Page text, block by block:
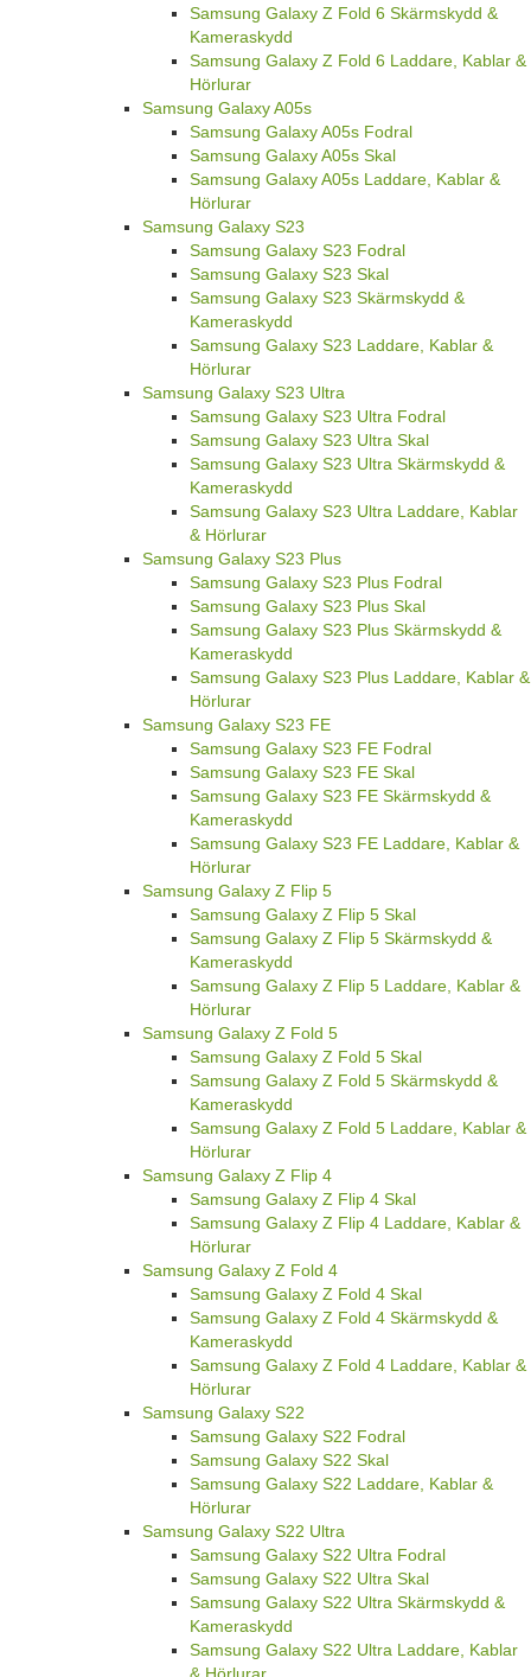
Samsung Galaxy Z Fold 6 Skärmskydd &
Kameraskydd
Samsung Galaxy Z Fold 6 Laddare, Kablar &
Hörlurar
Samsung Galaxy A05s
Samsung Galaxy A05s Fodral
Samsung Galaxy A05s Skal
Samsung Galaxy A05s Laddare, Kablar &
Hörlurar
Samsung Galaxy S23
Samsung Galaxy S23 Fodral
Samsung Galaxy S23 Skal
Samsung Galaxy S23 Skärmskydd &
Kameraskydd
Samsung Galaxy S23 Laddare, Kablar &
Hörlurar
Samsung Galaxy S23 Ultra
Samsung Galaxy S23 Ultra Fodral
Samsung Galaxy S23 Ultra Skal
Samsung Galaxy S23 Ultra Skärmskydd &
Kameraskydd
Samsung Galaxy S23 Ultra Laddare, Kablar
& Hörlurar
Samsung Galaxy S23 Plus
Samsung Galaxy S23 Plus Fodral
Samsung Galaxy S23 Plus Skal
Samsung Galaxy S23 Plus Skärmskydd &
Kameraskydd
Samsung Galaxy S23 Plus Laddare, Kablar &
Hörlurar
Samsung Galaxy S23 FE
Samsung Galaxy S23 FE Fodral
Samsung Galaxy S23 FE Skal
Samsung Galaxy S23 FE Skärmskydd &
Kameraskydd
Samsung Galaxy S23 FE Laddare, Kablar &
Hörlurar
Samsung Galaxy Z Flip 5
Samsung Galaxy Z Flip 5 Skal
Samsung Galaxy Z Flip 5 Skärmskydd &
Kameraskydd
Samsung Galaxy Z Flip 5 Laddare, Kablar &
Hörlurar
Samsung Galaxy Z Fold 5
Samsung Galaxy Z Fold 5 Skal
Samsung Galaxy Z Fold 5 Skärmskydd &
Kameraskydd
Samsung Galaxy Z Fold 5 Laddare, Kablar &
Hörlurar
Samsung Galaxy Z Flip 4
Samsung Galaxy Z Flip 4 Skal
Samsung Galaxy Z Flip 4 Laddare, Kablar &
Hörlurar
Samsung Galaxy Z Fold 4
Samsung Galaxy Z Fold 4 Skal
Samsung Galaxy Z Fold 4 Skärmskydd &
Kameraskydd
Samsung Galaxy Z Fold 4 Laddare, Kablar &
Hörlurar
Samsung Galaxy S22
Samsung Galaxy S22 Fodral
Samsung Galaxy S22 Skal
Samsung Galaxy S22 Laddare, Kablar &
Hörlurar
Samsung Galaxy S22 Ultra
Samsung Galaxy S22 Ultra Fodral
Samsung Galaxy S22 Ultra Skal
Samsung Galaxy S22 Ultra Skärmskydd &
Kameraskydd
Samsung Galaxy S22 Ultra Laddare, Kablar
& Hörlurar